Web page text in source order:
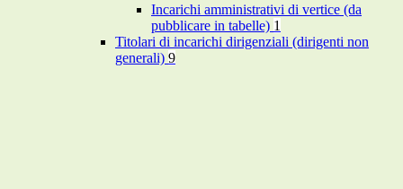
Incarichi amministrativi di vertice (da
pubblicare in tabelle) 1
Titolari di incarichi dirigenziali (dirigenti non
generali) 9